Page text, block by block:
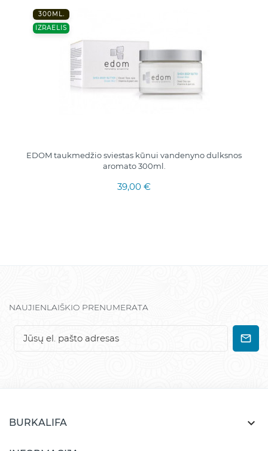
300ML.
IZRAELIS
EDOM taukmedžio sviestas kūnui vandenyno dulksnos
aromato 300ml.
39,00 €
NAUJIENLAIŠKIO PRENUMERATA
BURKALIFA 